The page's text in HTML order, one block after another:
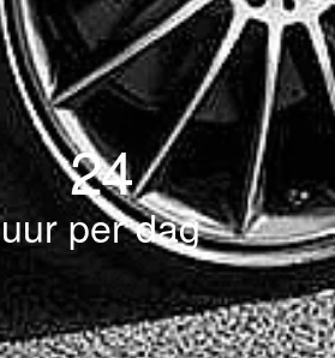
24
uur per dag